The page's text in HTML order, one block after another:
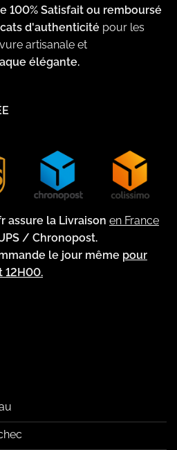
100% Satisfait ou remboursé
d'authenticité pour les
artisanale et
élégante.
assure la Livraison en France
/ Chronopost.
le jour même pour
12H00.